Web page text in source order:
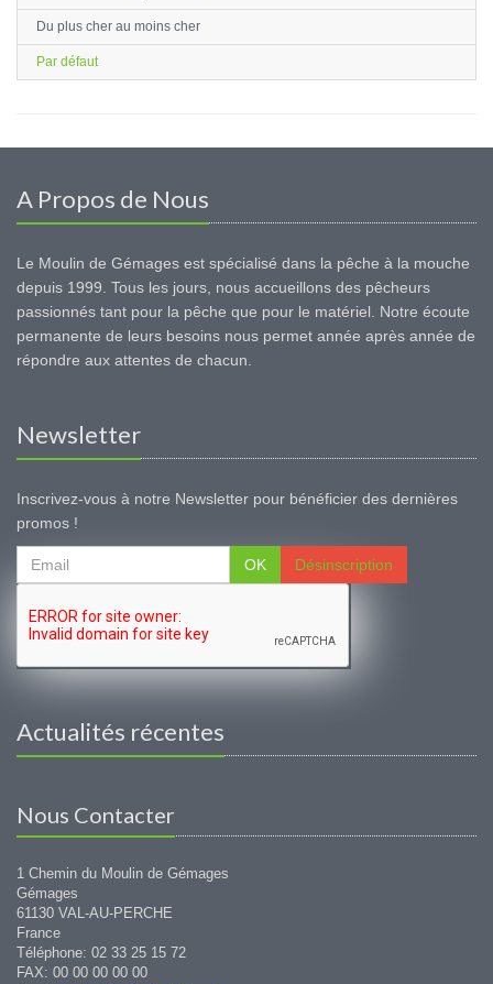
Du plus cher au moins cher
Par défaut
A Propos de Nous
Le Moulin de Gémages est spécialisé dans la pêche à la mouche
depuis 1999. Tous les jours, nous accueillons des pêcheurs
passionnés tant pour la pêche que pour le matériel. Notre écoute
permanente de leurs besoins nous permet année après année de
répondre aux attentes de chacun.
Newsletter
Inscrivez-vous à notre Newsletter pour bénéficier des dernières
promos !
OK Désinscription
Actualités récentes
Nous Contacter
1 Chemin du Moulin de Gémages
Gémages
61130 VAL-AU-PERCHE
France
Téléphone: 02 33 25 15 72
FAX: 00 00 00 00 00